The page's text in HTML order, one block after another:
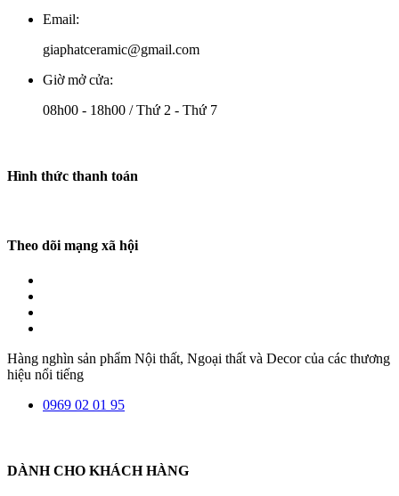
Email:
giaphatceramic@gmail.com
Giờ mở cửa:
08h00 - 18h00 / Thứ 2 - Thứ 7
Hình thức thanh toán
Theo dõi mạng xã hội
Hàng nghìn sản phẩm Nội thất, Ngoại thất và Decor của các thương
hiệu nổi tiếng
0969 02 01 95
DÀNH CHO KHÁCH HÀNG